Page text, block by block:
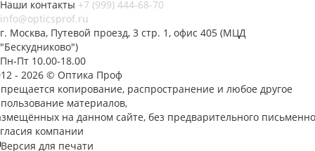
Наши контакты +7 (999) 444-68-70
info@opticsprof.ru
г. Москва, Путевой проезд, 3 стр. 1, офис 405 (МЦД
"Бескудниково")
Пн-Пт 10.00-18.00
- 2026 © Оптика Проф
копирование, распространение и любое другое
материалов,
на данном сайте, без предварительного
компании
Версия для печати